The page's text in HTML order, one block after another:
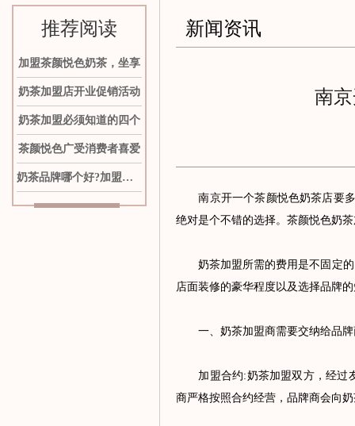
推荐阅读
加盟茶颜悦色奶茶，坐享
奶茶加盟店开业促销活动
奶茶加盟必须知道的四个
茶颜悦色广受消费者喜爱
奶茶品牌哪个好?加盟茶颜
新闻资讯
南
南京开一个茶颜悦色奶茶店要多
绝对是个不错的选择。茶颜悦色奶
奶茶加盟所需的费用是不固定的
店面装修的豪华程度以及选择品牌
一、奶茶加盟商需要交纳给品牌
加盟合约:奶茶加盟双方，经过友
商严格按照合约经营，品牌商会向